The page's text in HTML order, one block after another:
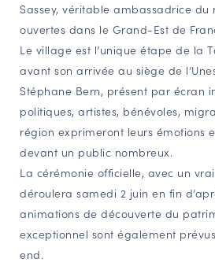
Service Inventaire et Patrimoines de
VOUS ÊTES…
Amateurs d’histoire et de patrimoine
Responsables de structures
Étudiants & chercheurs
Sassey, véritable ambassadrice du
ouvertes dans le Grand-Est de
Le village est l’unique étape de la
avant son arrivée au siège de
Stéphane Bern, présent par écran
politiques, artistes, bénévoles,
région exprimeront leurs émotions
devant un public nombreux.
La cérémonie officielle, avec un
déroulera samedi 2 juin en fin
animations de découverte du
exceptionnel sont également
end.